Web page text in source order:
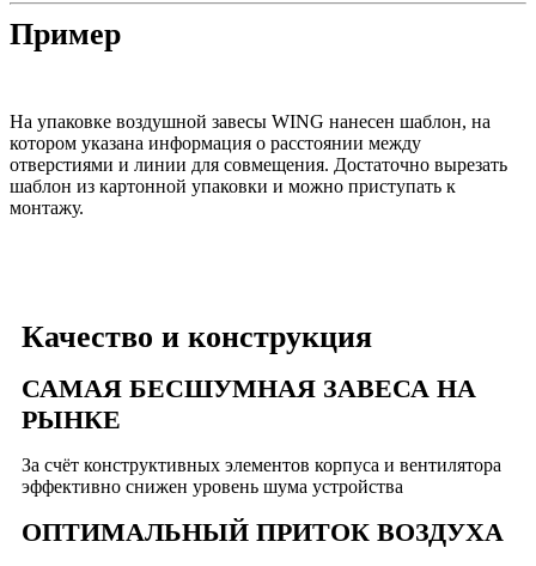
Пример
На упаковке воздушной завесы WING нанесен шаблон, на
котором указана информация о расстоянии между
отверстиями и линии для совмещения. Достаточно вырезать
шаблон из картонной упаковки и можно приступать к
монтажу.
Качество и конструкция
САМАЯ БЕСШУМНАЯ ЗАВЕСА НА
РЫНКЕ
За счёт конструктивных элементов корпуса и вентилятора
эффективно снижен уровень шума устройства
ОПТИМАЛЬНЫЙ ПРИТОК ВОЗДУХА